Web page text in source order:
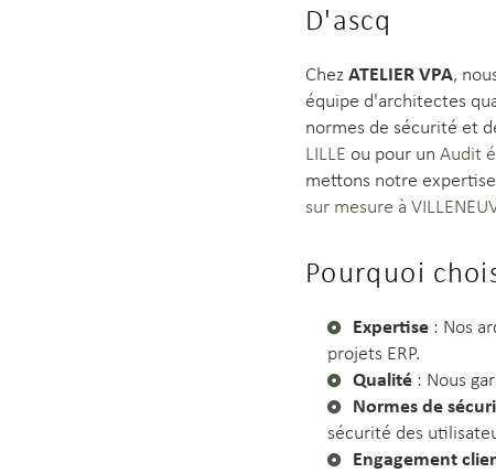
D'ascq
ChezATELIER VPA,
équipe d'architectes
normes de sécurité et
LILLE ou pour un Audit
mettons notre
sur mesure à
Pourquoi
Expertise : Nos
projets ERP.
Qualité : Nous
Normes de
sécurité des
Engagement